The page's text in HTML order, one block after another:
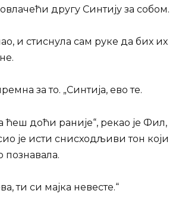
другу Синтију за собом.
и стиснула сам руке да бих их
за то. „Синтија, ево те.
доћи раније“, рекао је Фил,
је исти снисходљиви тон који
познавала.
ти си мајка невесте.“